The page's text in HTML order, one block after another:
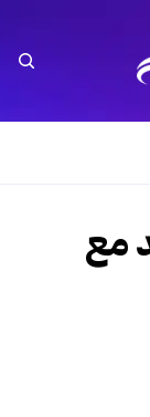
مع